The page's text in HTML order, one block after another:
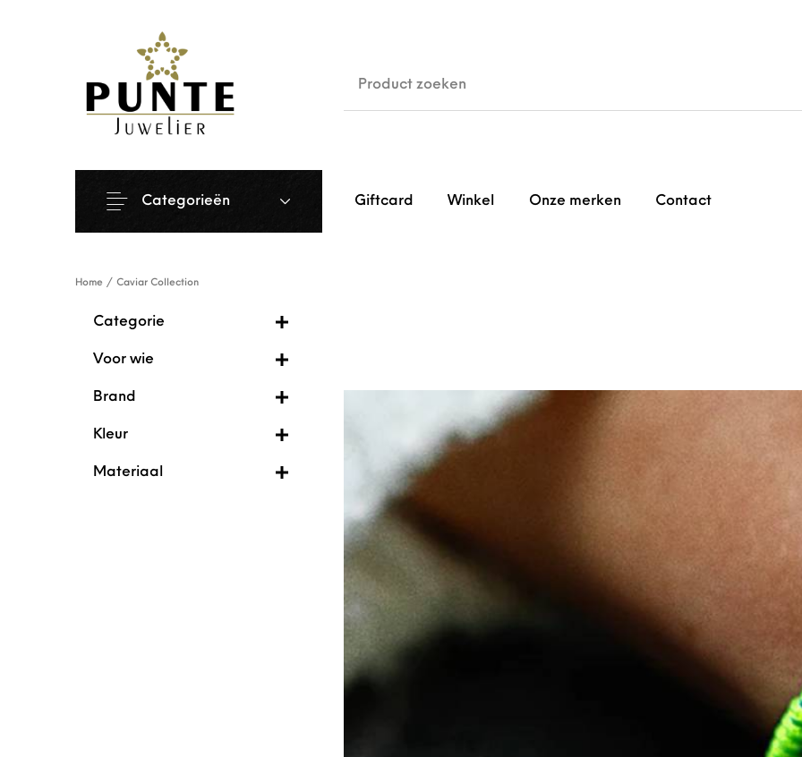
Giftcard Winkel Onze merken Contact
Categorieën
Home / Caviar Collection
Categorie
Voor wie
Brand
Kleur
Materiaal